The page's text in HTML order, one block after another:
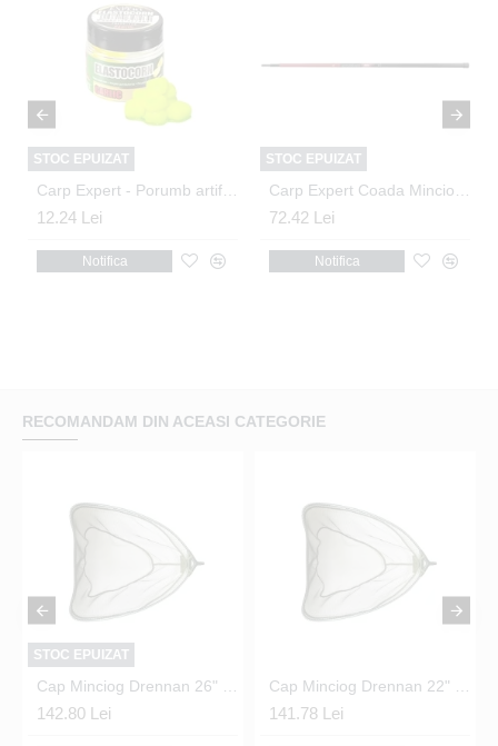
STOC EPUIZAT
12.24 Lei
Notifica
STOC EPUIZAT
72.42 Lei
Notifica
RECOMANDAM DIN ACEASI CATEGORIE
STOC EPUIZAT
142.80 Lei 141.78 Lei